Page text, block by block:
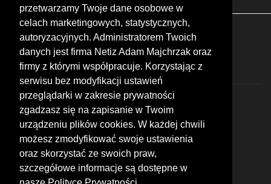
przetwarzamy Twoje dane osobowe w
celach marketingowych, statystycznych,
autoryzacyjnych. Administratorem Twoich
danych jest firma Netiz Adam Majchrzak oraz
firmy z którymi współpracuje. Korzystając z
serwisu bez modyfikacji ustawień
przeglądarki w zakresie prywatności
zgadzasz się na zapisanie w Twoim
urządzeniu plików cookies. W każdej chwili
możesz zmodyfikować swoje ustawienia
oraz skorzystać ze swoich praw,
szczegółowe informacje są dostępne w
FOLLOW US
© 2026 by MotoWhizzer.com
All rights reserved.